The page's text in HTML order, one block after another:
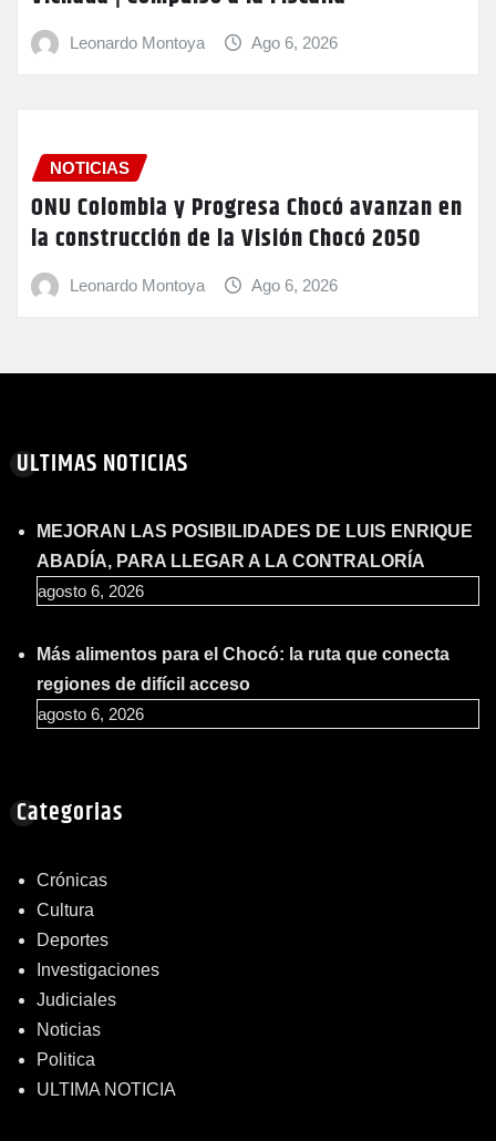
Leonardo Montoya Ago 6, 2026
NOTICIAS
ONU Colombia y Progresa Chocó avanzan en
la construcción de la Visión Chocó 2050
Leonardo Montoya Ago 6, 2026
ULTIMAS NOTICIAS
MEJORAN LAS POSIBILIDADES DE LUIS ENRIQUE
ABADÍA, PARA LLEGAR A LA CONTRALORÍA
agosto 6, 2026
Más alimentos para el Chocó: la ruta que conecta
regiones de difícil acceso
agosto 6, 2026
Categorias
Crónicas
Cultura
Deportes
Investigaciones
Judiciales
Noticias
Politica
ULTIMA NOTICIA